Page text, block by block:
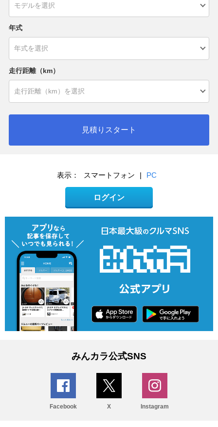
年式
走行距離（km）
見積りスタート
表示： スマートフォン | PC
ログイン
みんカラ公式SNS
Facebook X Instagram